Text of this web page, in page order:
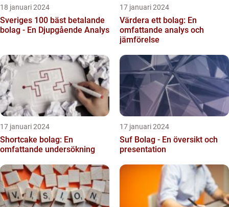
18 januari 2024
Sveriges 100 bäst betalande
bolag - En Djupgående Analys
17 januari 2024
Värdera ett bolag: En
omfattande analys och
jämförelse
17 januari 2024
Shortcake bolag: En
omfattande undersökning
17 januari 2024
Suf Bolag - En översikt och
presentation